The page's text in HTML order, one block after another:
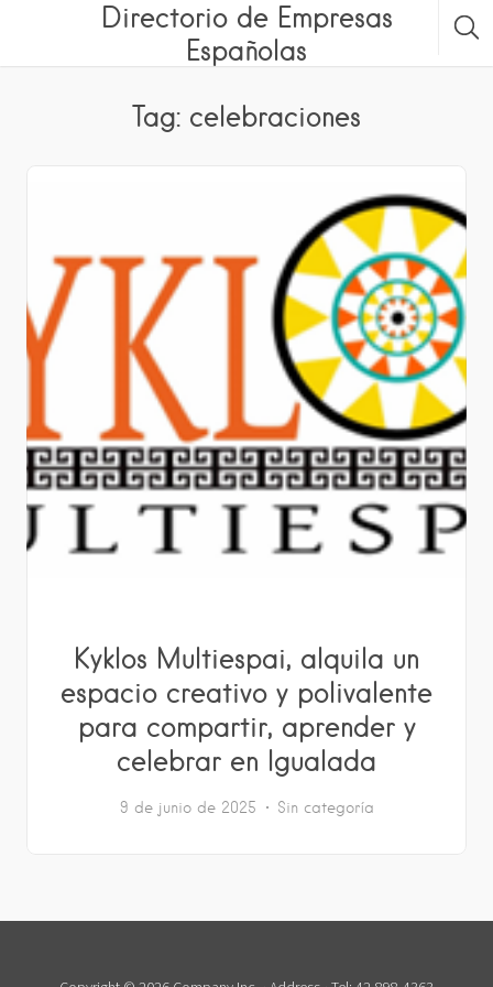
Directorio de Empresas
Españolas
Tag: celebraciones
Kyklos Multiespai, alquila un
espacio creativo y polivalente
para compartir, aprender y
celebrar en Igualada
9 de junio de 2025 Sin categoría